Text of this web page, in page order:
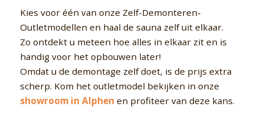
Kies voor één van onze Zelf-Demonteren-
Outletmodellen en haal de sauna zelf uit elkaar.
Zo ontdekt u meteen hoe alles in elkaar zit en is
handig voor het opbouwen later!
Omdat u de demontage zelf doet, is de prijs extra
scherp. Kom het outletmodel bekijken in onze
showroom in Alphen en profiteer van deze kans.